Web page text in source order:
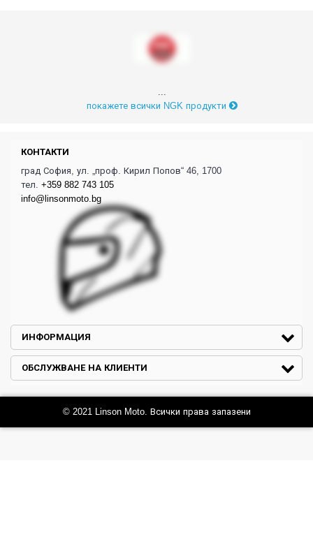
...
покажете всички NGK продукти
КОНТАКТИ
град София, ул. „проф. Кирил Попов“ 46, 1700
тел. +359 882 743 105
info@linsonmoto.bg
ИНФОРМАЦИЯ
ОБСЛУЖВАНЕ НА КЛИЕНТИ
© 2021 Linson Moto. Всички права запазени